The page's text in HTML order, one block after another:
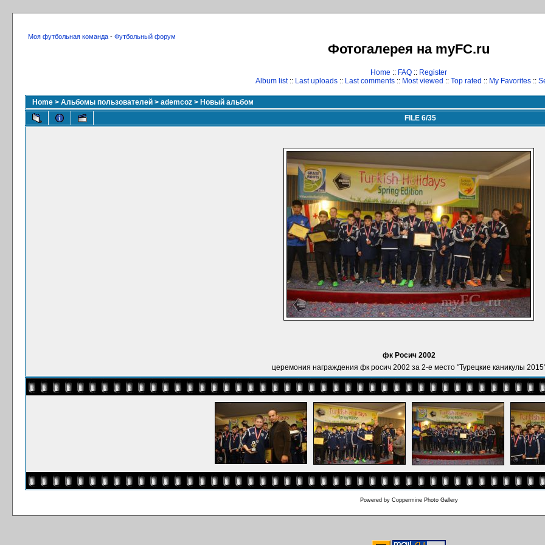
Моя футбольная команда - Футбольный форум
Фотогалерея на myFC.ru
Home :: FAQ :: Register
Album list:: Last uploads :: Last comments :: Most viewed :: Top rated :: My Favorites ::
Home > Альбомы пользователей > ademcoz > Новый альбом
FILE 6/35
фк Росич 2002
церемония награждения фк росич 2002 за 2-е место "Турецкие каникулы
Powered by Coppermine Photo Gallery